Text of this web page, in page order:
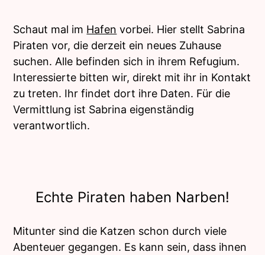
Schaut mal im Hafen vorbei. Hier stellt Sabrina
Piraten vor, die derzeit ein neues Zuhause
suchen. Alle befinden sich in ihrem Refugium.
Interessierte bitten wir, direkt mit ihr in Kontakt
zu treten. Ihr findet dort ihre Daten. Für die
Vermittlung ist Sabrina eigenständig
verantwortlich.
Echte Piraten haben Narben!
Mitunter sind die Katzen schon durch viele
Abenteuer gegangen. Es kann sein, dass ihnen